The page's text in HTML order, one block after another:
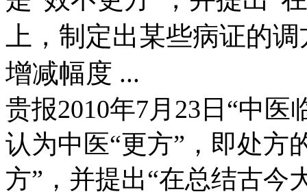
上，制定出某些病证的
增减幅度 ...
贵报2010年7月23日“中
认为中医“更方”，即处方
方”，并提出“在总结古今